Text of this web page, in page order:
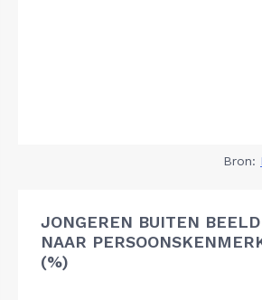
Bron:
JONGEREN BUITEN BEELD
NAAR
(%)